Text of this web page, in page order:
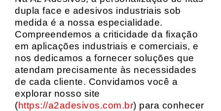
dupla face e adesivos industriais sob
medida é a nossa especialidade.
Compreendemos a criticidade da fixação
em aplicações industriais e comerciais, e
nos dedicamos a fornecer soluções que
atendam precisamente às necessidades
de cada cliente. Convidamos você a
explorar nosso site
(https://a2adesivos.com.br) para conhecer